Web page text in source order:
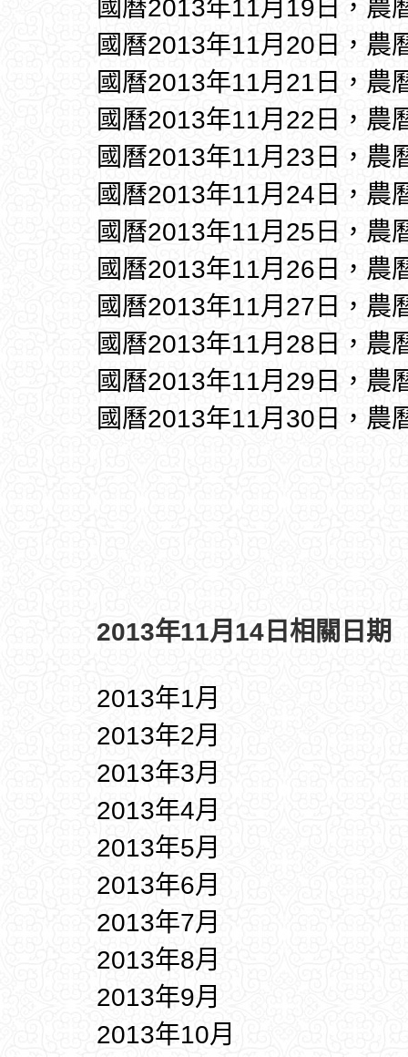
國曆2013年11月19日，農
國曆2013年11月20日，農
國曆2013年11月21日，農
國曆2013年11月22日，農
國曆2013年11月23日，農
國曆2013年11月24日，農
國曆2013年11月25日，農
國曆2013年11月26日，農
國曆2013年11月27日，農
國曆2013年11月28日，農
國曆2013年11月29日，農
國曆2013年11月30日，農
2013年11月14日相關日期
2013年1月
2013年2月
2013年3月
2013年4月
2013年5月
2013年6月
2013年7月
2013年8月
2013年9月
2013年10月